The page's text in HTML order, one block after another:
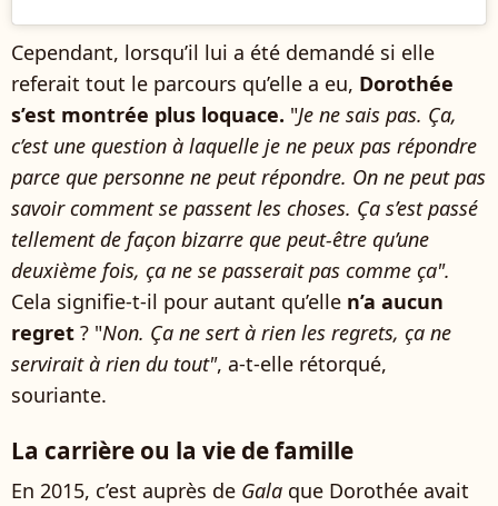
Cependant, lorsqu’il lui a été demandé si elle
referait tout le parcours qu’elle a eu, Dorothée
s’est montrée plus loquace. "Je ne sais pas. Ça,
c’est une question à laquelle je ne peux pas répondre
parce que personne ne peut répondre. On ne peut pas
savoir comment se passent les choses. Ça s’est passé
tellement de façon bizarre que peut-être qu’une
deuxième fois, ça ne se passerait pas comme ça".
Cela signifie-t-il pour autant qu’elle n’a aucun
regret ? "Non. Ça ne sert à rien les regrets, ça ne
servirait à rien du tout", a-t-elle rétorqué,
souriante.
La carrière ou la vie de famille
En 2015, c’est auprès de Gala que Dorothée avait